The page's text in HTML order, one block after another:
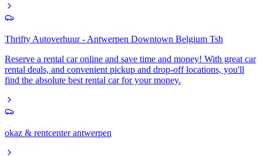
Thrifty Autoverhuur - Antwerpen Downtown Belgium Tsh
Reserve a rental car online and save time and money! With great car
rental deals, and convenient pickup and drop-off locations, you'll
find the absolute best rental car for your money.
okaz & rentcenter antwerpen